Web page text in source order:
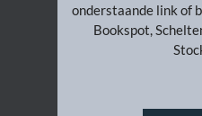
onderstaande link of
Bookspot,